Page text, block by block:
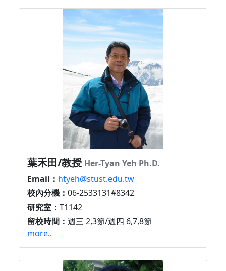
葉禾田/教授 Her-Tyan Yeh Ph.D.
Email： htyeh@stust.edu.tw
校內分機： 06-2533131#8342
研究室： T1142
留校時間： 週三 2,3節/週四 6,7,8節
more..